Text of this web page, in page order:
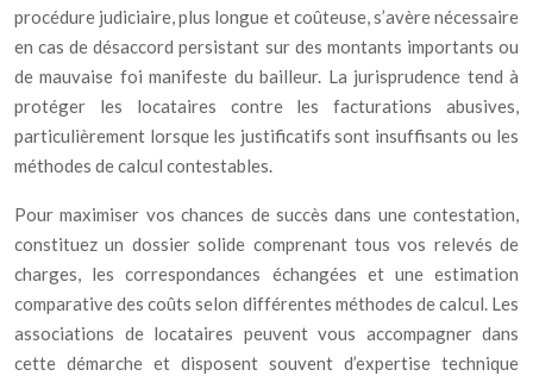
procédure judiciaire, plus longue et coûteuse, s’avère nécessaire
en cas de désaccord persistant sur des montants importants ou
de mauvaise foi manifeste du bailleur. La jurisprudence tend à
protéger les locataires contre les facturations abusives,
particulièrement lorsque les justificatifs sont insuffisants ou les
méthodes de calcul contestables.
Pour maximiser vos chances de succès dans une contestation,
constituez un dossier solide comprenant tous vos relevés de
charges, les correspondances échangées et une estimation
comparative des coûts selon différentes méthodes de calcul. Les
associations de locataires peuvent vous accompagner dans
cette démarche et disposent souvent d’expertise technique